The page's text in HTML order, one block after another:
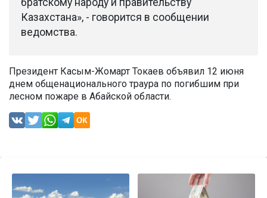
братскому народу и правительству
Казахстана», - говорится в сообщении
ведомства.
Президент Касым-Жомарт Токаев объявил 12 июня
днем общенационального траура по погибшим при
лесном пожаре в Абайской области.